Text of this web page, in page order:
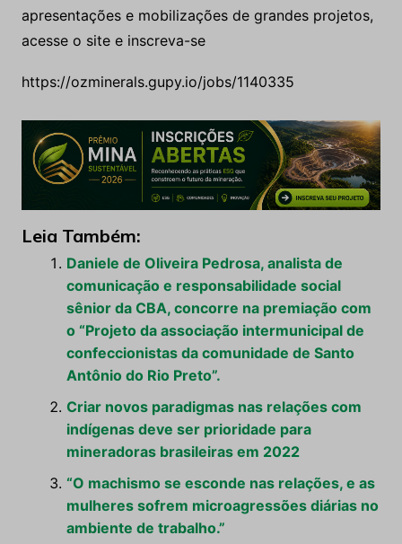
apresentações e mobilizações de grandes projetos,
acesse o site e inscreva-se
https://ozminerals.gupy.io/jobs/1140335
Leia Também:
Daniele de Oliveira Pedrosa, analista de
comunicação e responsabilidade social
sênior da CBA, concorre na premiação com
o “Projeto da associação intermunicipal de
confeccionistas da comunidade de Santo
Antônio do Rio Preto”.
Criar novos paradigmas nas relações com
indígenas deve ser prioridade para
mineradoras brasileiras em 2022
“O machismo se esconde nas relações, e as
mulheres sofrem microagressões diárias no
ambiente de trabalho.”